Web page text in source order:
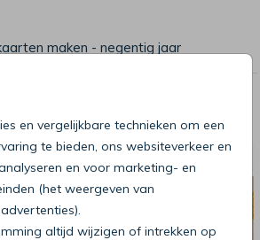
en vergelijkbare technieken om een
te bieden, ons websiteverkeer en
en voor marketing- en
(het weergeven van
altijd wijzigen of intrekken op
maken - negentig jaar